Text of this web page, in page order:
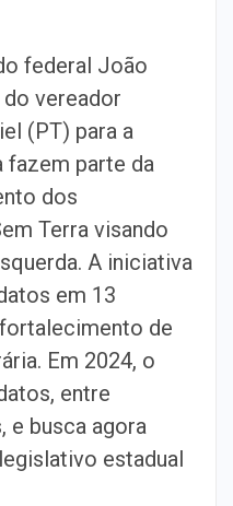
federal João
vereador
(PT) para a
fazem parte da
dos
Terra visando
A iniciativa
em 13
de
Em 2024, o
entre
e busca agora
estadual